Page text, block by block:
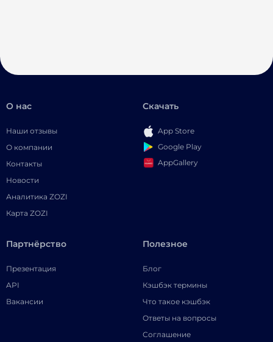
О нас
Наши отзывы
О компании
Контакты
Новости
Аналитика ZOZI
Карта ZOZI
Скачать
App Store
Google Play
AppGallery
Партнёрство
Презентация
API
Вакансии
Полезное
Блог
Кэшбэк термины
Что такое кэшбэк
Ответы на вопросы
Соглашение